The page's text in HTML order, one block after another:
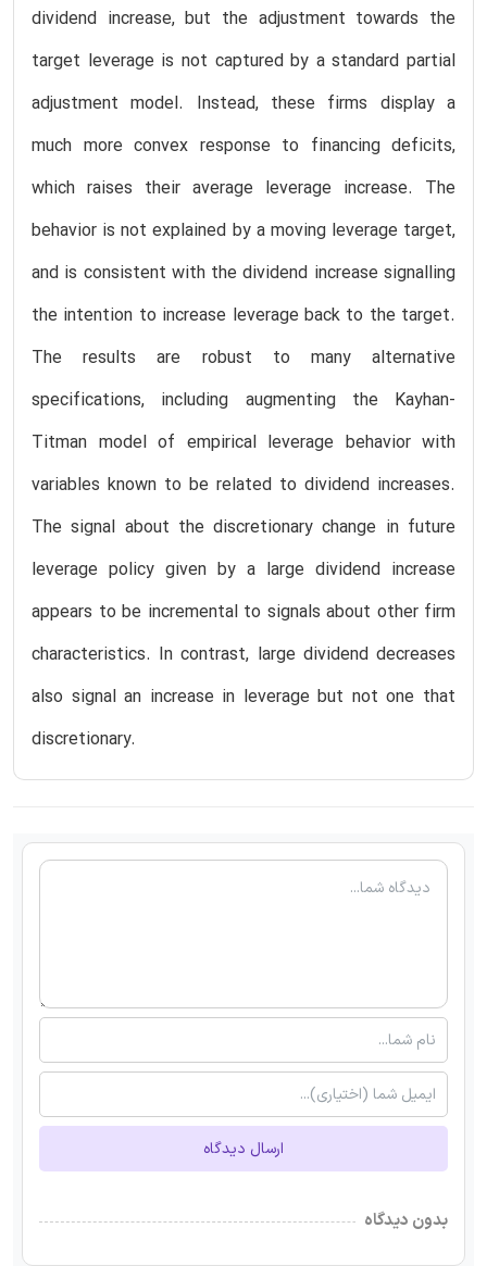
dividend increase, but the adjustment towards the
target leverage is not captured by a standard partial
adjustment model. Instead, these firms display a
much more convex response to financing deficits,
which raises their average leverage increase. The
behavior is not explained by a moving leverage target,
and is consistent with the dividend increase signalling
the intention to increase leverage back to the target.
The results are robust to many alternative
specifications, including augmenting the Kayhan-
Titman model of empirical leverage behavior with
variables known to be related to dividend increases.
The signal about the discretionary change in future
leverage policy given by a large dividend increase
appears to be incremental to signals about other firm
characteristics. In contrast, large dividend decreases
also signal an increase in leverage but not one that
discretionary.
ارسال دیدگاه
بدون دیدگاه